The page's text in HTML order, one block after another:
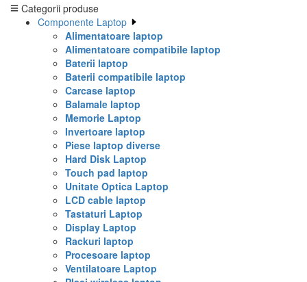
Categorii produse
Componente Laptop
Alimentatoare laptop
Alimentatoare compatibile laptop
Baterii laptop
Baterii compatibile laptop
Carcase laptop
Balamale laptop
Memorie Laptop
Invertoare laptop
Piese laptop diverse
Hard Disk Laptop
Touch pad laptop
Unitate Optica Laptop
LCD cable laptop
Tastaturi Laptop
Display Laptop
Rackuri laptop
Procesoare laptop
Ventilatoare Laptop